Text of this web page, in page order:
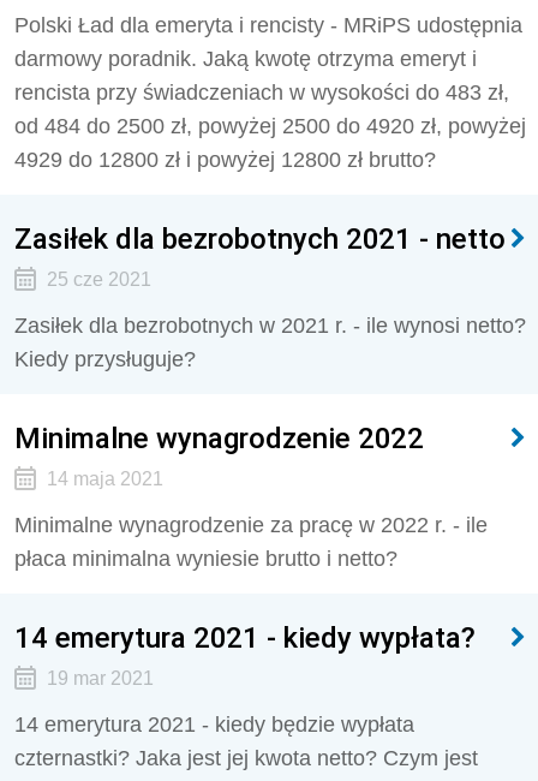
Polski Ład dla emeryta i rencisty - MRiPS udostępnia
darmowy poradnik. Jaką kwotę otrzyma emeryt i
rencista przy świadczeniach w wysokości do 483 zł,
od 484 do 2500 zł, powyżej 2500 do 4920 zł, powyżej
4929 do 12800 zł i powyżej 12800 zł brutto?
Zasiłek dla bezrobotnych 2021 - netto
25 cze 2021
Zasiłek dla bezrobotnych w 2021 r. - ile wynosi netto?
Kiedy przysługuje?
Minimalne wynagrodzenie 2022
14 maja 2021
Minimalne wynagrodzenie za pracę w 2022 r. - ile
płaca minimalna wyniesie brutto i netto?
14 emerytura 2021 - kiedy wypłata?
19 mar 2021
14 emerytura 2021 - kiedy będzie wypłata
czternastki? Jaka jest jej kwota netto? Czym jest